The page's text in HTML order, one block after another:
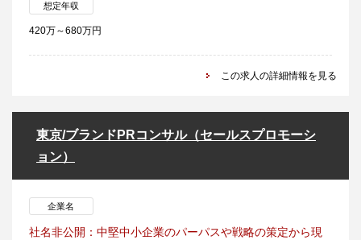
想定年収
420万～680万円
この求人の詳細情報を見る
東京/ブランドPRコンサル（セールスプロモーシ
ョン）
企業名
社名非公開：中堅中小企業のパーパスや戦略の策定から現